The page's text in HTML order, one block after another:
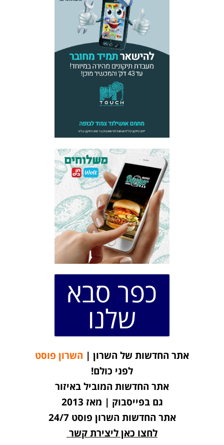
כפר סבא
שלנו
אתר החדשות של השרון | השרון פוסט
לפני כולם!
אתר החדשות המוביל באיזור
גם בפייסבוק | מאז 2013
אתר החדשות השרון פוסט 24/7
לחצו כאן ליצירת קשר